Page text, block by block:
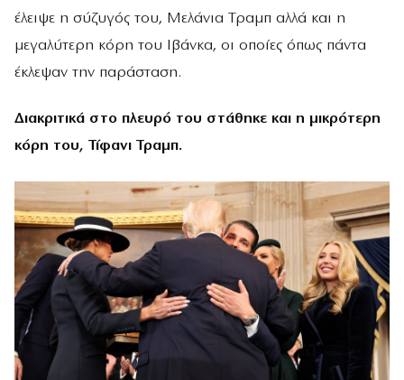
έλειψε η σύζυγός του, Μελάνια Τραμπ αλλά και η
μεγαλύτερη κόρη του Ιβάνκα, οι οποίες όπως πάντα
έκλεψαν την παράσταση.
Διακριτικά στο πλευρό του στάθηκε και η μικρότερη
κόρη του, Τίφανι Τραμπ.